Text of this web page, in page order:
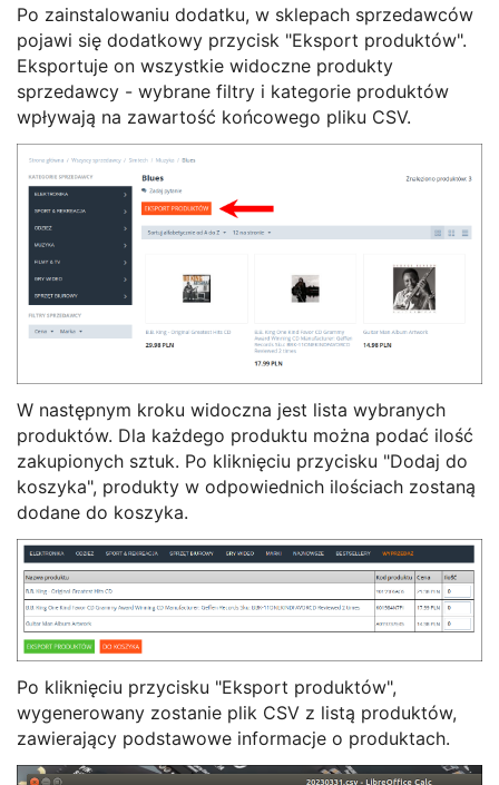
Po zainstalowaniu dodatku, w sklepach sprzedawców
pojawi się dodatkowy przycisk "Eksport produktów".
Eksportuje on wszystkie widoczne produkty
sprzedawcy - wybrane filtry i kategorie produktów
wpływają na zawartość końcowego pliku CSV.
W następnym kroku widoczna jest lista wybranych
produktów. Dla każdego produktu można podać ilość
zakupionych sztuk. Po kliknięciu przycisku "Dodaj do
koszyka", produkty w odpowiednich ilościach zostaną
dodane do koszyka.
Po kliknięciu przycisku "Eksport produktów",
wygenerowany zostanie plik CSV z listą produktów,
zawierający podstawowe informacje o produktach.